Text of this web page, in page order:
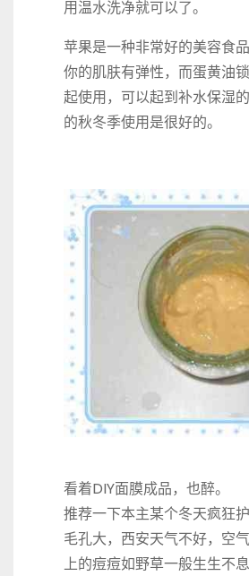
用温水洗净就可以了。
苹果是一种非常好的美容食
你的肌肤有弹性，而蛋黄油
起使用，可以起到补水保湿
的秋冬季使用是很好的。
看着DIY面膜成品，也醉。
推荐一下本主某个冬天疯狂
毛孔大，西安天气不好，空
上的痘痘如野草一般生生不